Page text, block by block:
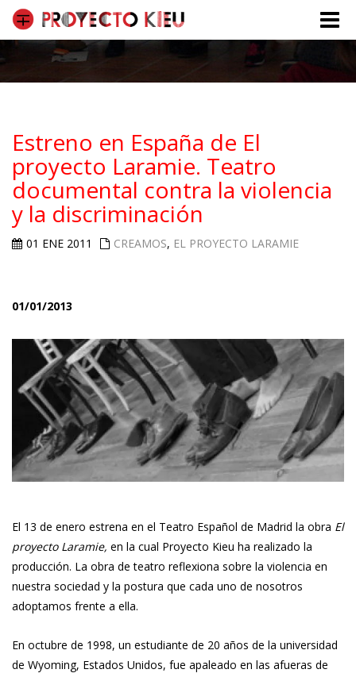
Toggle
Estreno en España de El
proyecto Laramie. Teatro
documental contra la violencia
y la discriminación
01 ENE 2011 CREAMOS, EL PROYECTO LARAMIE
01/01/2013
El 13 de enero estrena en el Teatro Español de Madrid la obra El
proyecto Laramie, en la cual Proyecto Kieu ha realizado la
producción. La obra de teatro reflexiona sobre la violencia en
nuestra sociedad y la postura que cada uno de nosotros
adoptamos frente a ella.
En octubre de 1998, un estudiante de 20 años de la universidad
de Wyoming, Estados Unidos, fue apaleado en las afueras de